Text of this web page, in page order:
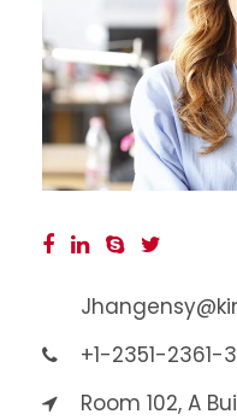
+1-2351-2361-
Room 102, A